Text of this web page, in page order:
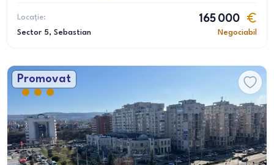
Locație:
Sector 5, Sebastian
165 000
Negociabil
Promovat